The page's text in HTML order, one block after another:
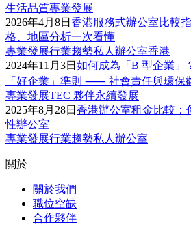
生活品質專業發展
2026年4月8日 香港服務式辦公室比較
格、地區分析一次看懂
專業發展行業趨勢私人辦公室香港
2024年11月3日 如何成為「B 型企業」
「好企業」準則 ⸺ 社會責任與環保
專業發展TEC 夥伴永續發展
2025年8月28日 香港辦公室租金比較：
性辦公室
專業發展行業趨勢私人辦公室
關於
關於我們
職位空缺
合作夥伴